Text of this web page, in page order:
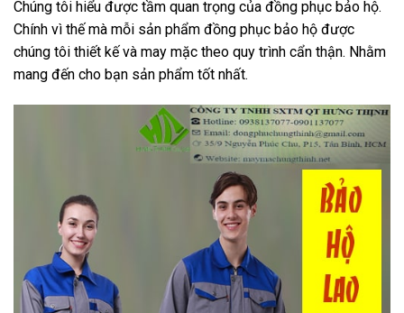
Chúng tôi hiểu được tầm quan trọng của đồng phục bảo hộ.
Chính vì thế mà mỗi sản phẩm đồng phục bảo hộ được
chúng tôi thiết kế và may mặc theo quy trình cẩn thận. Nhằm
mang đến cho bạn sản phẩm tốt nhất.